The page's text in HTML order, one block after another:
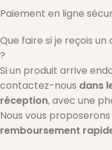
Paiement en ligne
Que faire si je reçois
?
Si un produit arrive
contactez-nous dans
réception, avec une
Nous vous proposerons
remboursement